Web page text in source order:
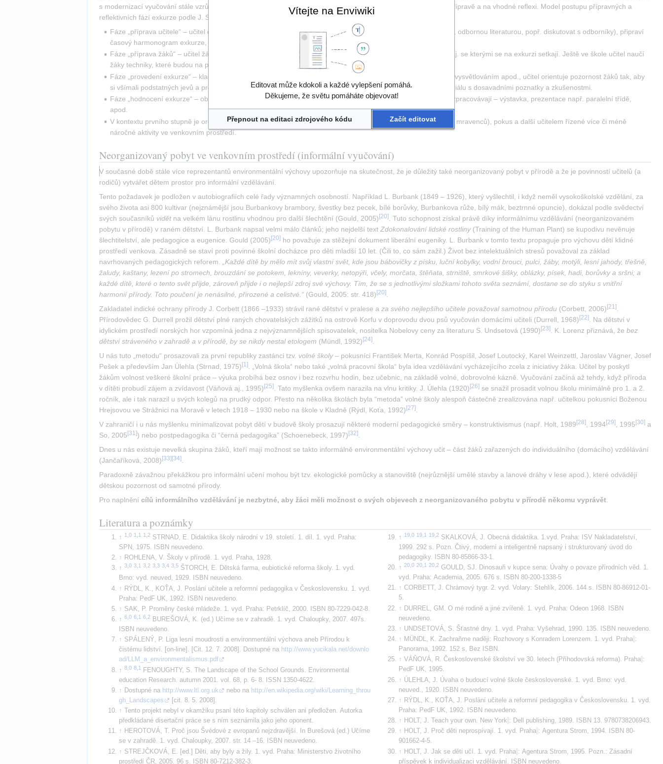
s modernizací vyučování stále vzrůstá. Didaktická účinnost exkurze závisí ovšem na její důkladné a promyšlené přípravě a na vhodné reflexi. Model postupu přípravných a
reflektivních fází exkurze podle J. Skalkové (1999)
Fáze „příprava učitele“ – učitel definuje cíle exkurze a úkoly pro žáky (tzn. musí se seznámit s místem exkurze, odbornou literaturou, popř. diskutovat s odborníky), připraví
časový harmonogram exkurze, popř. pracovní listy pro žáky.
Fáze „příprava žáků“ – učitel žáky seznámí ještě ve škole s plánovanou exkurzí, jejími hlavními přírodninami, aj. se kterými se na exkurzi setkají. Ještě ve škole učitel naučí
žáky techniky, které budou na pozorování/pokusy na exkurzi potřebovat.
Fáze „provedení exkurze“ – klade nárok na metodický postup učitele: metoda demonstrace. Kladením otázek, vysvětlováním apod., učitel orientuje pozornost žáků tak, aby
si všímali podstatných jevů a procesů, vede k jejich analýze, k chápání vztahů a ke spojování názorného materiálu s dosavadními poznatky a zkušenostmi.
Fáze „hodnocení exkurze“ – obvykle realizována opět ve třídě. Učitel připomene nové poznatky, žáci materiál zpracovávají – výstavka, prezentace např. paralelní třídě,
apod.
V kontextu prvního stupně je organizovanou výukou environmentální výchovy také společné pozorování (např. mravenců), pokus a další učitelem řízené více či méně
náročné aktivity ve venkovním prostředí.
Neorganizovaný pobyt ve venkovním prostředí (informální vyučování)
V současné době stále více reprezentantů environmentální výchovy upozorňuje na skutečnost, že je důležitý také neorganizovaný pobyt v přírodě a že je povinností učitelů (a
rodičů) vytvářet dětem prostor pro informální vzdělávání.
Tento požadavek je podložen v autobiografiích celé řady významných osobností. Například L. Burbank (1849 – 1926), který vyšlechtil, i když neměl vysokoškolské vzdělání, za
svého života asi 800 kultivar (nejznámější jsou Burbankovy brambory, švestky bez pecek, bílé borůvky, Burbankova růže, bílý mák, beztrnné opuncie), dokázal podle svědectví
svých současníků vidět na velkém lánu rostlinu vhodnou pro další šlechtění (Gould, 2005)[20]
. Tuto schopnost získal právě díky informálnímu vzdělávání (neorganizovaném
pobytu v přírodě) v raném dětství. L. Burbank napsal velmi málo článků; jeho nejdelší text Zdokonalování lidské rostliny (Training of the Human Plant) se kupodivu nevěnuje
šlechtitelství, ale pedagogice a eugenice. Gould (2005)[20] ho považuje za stěžejní dokument liberální eugeniky. L. Burbank v tomto textu propaguje pro výchovu dětí klidné
prostředí venkova. Zásadně se staví proti povinné školní docházce pro děti mladší 10 let. (Čili to, co sám zažil.) Život bez intelektuálních stresů považoval za základ
navrhovaných pedagogických reforem.
„Každé dítě by mělo mít svůj vlastní svět, kde jsou bábovičky z písku, luční kobylky, vodní brouci, pulci, žáby, motýli, lesní jahody, třešně,
žaludy, kaštany, lezení po stromech, brouzdání se potokem, lekníny, veverky, netopýři, včely, morčata, štěňata, strniště, smrkové šišky, oblázky, písek, hadi, borůvky a sršni; a
každé dítě, které o tento svět přijde, zároveň přijde i o nejlepší zdroj své výchovy. Tím, že se s jednotlivými složkami tohoto světa seznámí, dostane se do styku s vnitřní
harmonií přírody. Toto poučení je nenásilné, přirozené a celistvé.“ (Gould, 2005: str. 418)[20]
Zakladatel indické ochrany přírody J. Corbett (1866 –1933) strávil rané dětství v pralese a za svého nejlepšího učitele považoval samotnou přírodu (Corbett, 2006)[21 ]
Přírodovědec G. Durrell prožil dětství plné raných chovatelských zážitků na ostrově Korfu v doprovodu dvou psů vyučován domácími učiteli (Durrell, 1968)[22]
. Na dětství v
idylickém prostředí norských hor vzpomíná jedna z nejvýznamnějších spisovatelek, nositelka Nobelovy ceny za literaturu S. Undsetová (1990)[23] . K. Lorenz přiznává, že bez
dětství stráveného v zahradě a v přírodě, by se nikdy nestal etologem (Mündl, 1992)[24]
U nás tuto „metodu“ prosazovali za první republiky zastánci tzv. volné školy – pokusníci František Merta, Konrád Pospíšil, Josef Loutocký, Karel Weinzettl, Jaroslav Vágner, Josef
Pešek a především Jan Úlehla (Strnad, 1975)[1 ]
. „Volná škola“ nebo také „volná pracovní škola“ byla idea vzdělávání vycházejícího zcela z iniciativy žáka. Učitel by poskytl
žákům volnost veškeré školní práce – výuka probíhá bez osnov i bez rozvrhu hodin, bez učebnic, na základě volné, dobrovolné kázně. Vyučování začíná až tehdy, když příroda
v dítěti probudí zájem a zvídavost (Váňová aj., 1995)[25] . Tato myšlenka ovšem narazila na vlnu kritiky. J. Úlehla (1920)[26] se snažil prosadit volnou školu minimálně pro 1. a 2.
ročník, ale i tak narazil u svých kolegů na prudký odpor. Přesto na několika školách byla “metoda” volné školy alespoň částečně zrealizována např. učitelkou pokusníci Boženou
Hrejsovou ve Strážnici na Moravě v letech 1918 – 1930 nebo na škole v Kladně (Rýdl, Koťa, 1992)[27]
V zahraničí i u nás myšlenku minimalizovat pobyt dětí v budově školy prosazují některé moderní pedagogické směry – konstruktivismus (např. Holt, 1989[28] , 1994[29] , 1995[30] a
So, 2005[31 ]) nebo postpedagogika či “černá pedagogika” (Schoenebeck, 1997)[32]
Dnes u nás existuje nevelká skupina žáků, kteří mají možnost se takto informálně environmentální výchovy učit – část žáků zařazených do individuálního (domácího) vzdělávání
(Jančaříková, 2008)[33][34]
Paradoxně závažnou překážkou pro informální učení mohou být tzv. ekologické pomůcky a stanoviště (nejrůznější umělé stavby a lanové dráhy v lese apod.), které odvádějí
dětskou pozornost od samotné přírody.
Pro naplnění cílů informálního vzdělávání je nezbytné, aby žáci měli možnost o svých objevech z neorganizovaného pobytu v přírodě někomu vyprávět
Literatura a poznámky
STRNAD, E. Didaktika školy národní v 19. století. 1. díl. 1. vyd. Praha:
SPN, 1975. ISBN neuvedeno.
ROHLENA, V. Školy v přírodě. 1. vyd. Praha, 1928.
ŠTORCH, E. Dětská farma, eubiotické reforma školy. 1. vyd.
Brno: vyd. neuved, 1929. ISBN neuvedeno.
RÝDL, K., KOŤA, J. Poslání učitele a reformní pedagogika v Československu. 1. vyd.
Praha: PedF UK, 1992. ISBN neuvedeno.
SAK, P. Proměny české mládeže. 1. vyd. Praha: Petrklíč, 2000. ISBN 80-7229-042-8.
BUREŠOVÁ, K. (ed.) Učíme se v zahradě. 1. vyd. Chaloupky, 2007. 497s.
ISBN neuvedeno.
SPÁLENÝ, P. Liga lesní moudrosti a environmentální výchova aneb Přírodou k
čistému lidství. [on-line]. [Cit. 12. 7. 2008]. Dostupné na http://www.yucikala.net/downlo
ad/LLM_a_environmentalismus.pdf
FENOUGHTY, S. The Landscape of the School Grounds. Environmental
education Research. autumn 2001. vol. 68, p. 6- 8. ISSN 1350-4622.
Dostupné na http://www.ltl.org.uk nebo na http://en.wikipedia.org/wiki/Learning_throu
gh_Landscapes
[cit. 8. 5. 2008].
Tento projekt nebyl v okamžiku psaní této kapitoly schválen ani předložen. Autorka
předkládané disertační práce se s ním seznámila jako jeho oponent.
HEROTOVÁ, T. Proč jsou Švédové z evropanů nejzdravější. In Burešová (ed.) Učíme
se v zahradě. 1. vyd. Chaloupky, 2007. str. 14 –16. ISBN neuvedeno.
STREJČKOVÁ, E. [ed.] Děti, aby byly a žily. 1. vyd. Praha: Ministerstvo životního
prostředí ČR, 2005. 96 s. ISBN 80-7212-382-3.
SKALKOVÁ, J. Obecná didaktika. 1.vyd. Praha: ISV Nakladatelství,
1999. 292 s. Pozn. Čtivý, moderní a inteligentně napsaný i strukturovaný úvod do
pedagogiky. ISBN 80-85866-33-1.
GOULD, SJ. Dinosauři v kupce sena: Úvahy o povaze přírodních věd. 1.
vyd. Praha: Academia, 2005. 676 s. ISBN 80-200-1338-5
CORBETT, J. Chrámový tygr. 2. vyd. Volary: Stehlík, 2006. 144 s. ISBN 80-86912-01-
5.
DURREL, GM. O mé rodině a jiné zvířeně. 1. vyd. Praha: Odeon 1968. ISBN
neuvedeno.
UNDSETOVÁ, S. Šťastné dny. 1. vyd. Praha: Vyšehrad, 1990. 135. ISBN neuvedeno.
MÜNDL, K. Zachraňme naději: Rozhovory s Konradem Lorenzem. 1. vyd. Praha :
Panorama, 1992. 152 s, Bez ISBN.
VÁŇOVÁ, R. Československé školství ve 30. letech (Příhodovská reforma). Praha :
PedF UK, 1995.
ÚLEHLA, J. Úvaha o budoucí volné škole československé. 1. vyd. Brno: vyd.
neuved., 1920. ISBN neuvedeno.
RÝDL, K., KOŤA, J. Poslání učitele a reformní pedagogika v Československu. 1. vyd.
Praha: PedF UK, 1992. ISBN neuvedeno.
HOLT, J. Teach your own. New York : Dell publishing, 1989. ISBN 13. 9780738206943.
HOLT, J. Proč děti neprospívají. 1. vyd. Praha : Agentura Strom, 1994. ISBN 80-
901662-4-5.
HOLT, J. Jak se děti učí. 1. vyd. Praha : Agentura Strom, 1995. Pozn.: Zásadní
příspěvek k individualizaci vzdělávání. ISBN neuvedeno.
Vítejte na Enviwiki
Editovat může kdokoli a každé vylepšení pomáhá.
Děkujeme, že světu pomáháte objevovat!
Přepnout na editaci zdrojového kódu Začít editovat